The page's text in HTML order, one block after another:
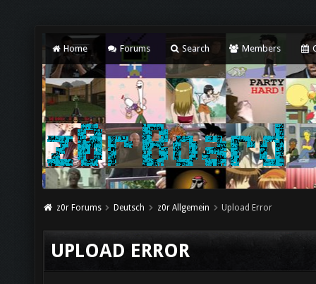
Home Forums Search Members
z0r Forums Deutsch z0r Allgemein Upload Error
UPLOAD ERROR